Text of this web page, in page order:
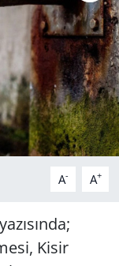
A- A+
Kisir